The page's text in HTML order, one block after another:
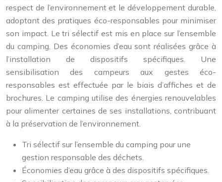
respect de l’environnement et le développement durable,
adoptant des pratiques éco-responsables pour minimiser
son impact. Le tri sélectif est mis en place sur l’ensemble
du camping. Des économies d’eau sont réalisées grâce à
l’installation de dispositifs spécifiques. Une
sensibilisation des campeurs aux gestes éco-
responsables est effectuée par le biais d’affiches et de
brochures. Le camping utilise des énergies renouvelables
pour alimenter certaines de ses installations, contribuant
à la préservation de l’environnement.
Tri sélectif sur l’ensemble du camping pour une
gestion responsable des déchets.
Économies d’eau grâce à des dispositifs spécifiques.